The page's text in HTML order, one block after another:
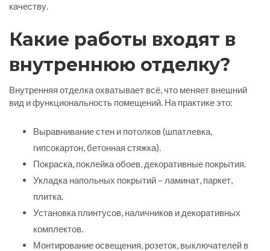
качеству.
Какие работы входят в
внутреннюю отделку?
Внутренняя отделка охватывает всё, что меняет внешний
вид и функциональность помещений. На практике это:
Выравнивание стен и потолков (шпатлевка,
гипсокартон, бетонная стяжка).
Покраска, поклейка обоев, декоративные покрытия.
Укладка напольных покрытий – ламинат, паркет,
плитка.
Установка плинтусов, наличников и декоративных
комплектов.
Монтирование освещения, розеток, выключателей в